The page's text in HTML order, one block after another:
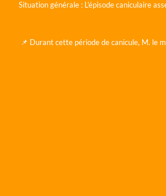
Situation générale : L'épisode caniculaire
📌 Durant cette période de canicule, M. le